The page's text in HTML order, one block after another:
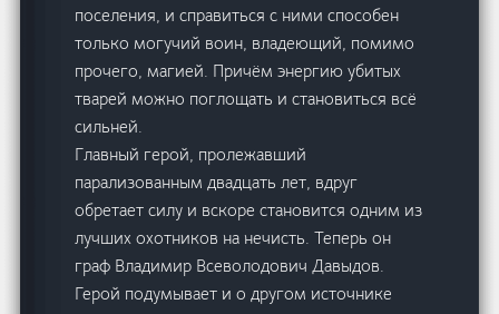
поселения, и справиться с ними способен
только могучий воин, владеющий, помимо
прочего, магией. Причём энергию убитых
тварей можно поглощать и становиться всё
сильней.
Главный герой, пролежавший
парализованным двадцать лет, вдруг
обретает силу и вскоре становится одним из
лучших охотников на нечисть. Теперь он
граф Владимир Всеволодович Давыдов.
Герой подумывает и о другом источнике